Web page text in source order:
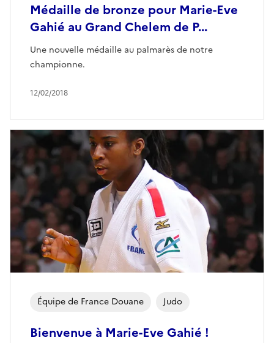
12/02/2018
Médaille de bronze pour Marie-Eve
Gahié au Grand Chelem de P...
Une nouvelle médaille au palmarès de notre
championne.
Équipe de France Douane Judo
Bienvenue à Marie-Eve Gahié !